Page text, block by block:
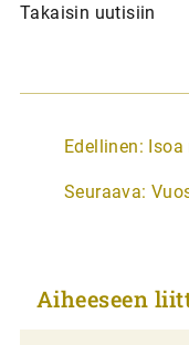
Takaisin uutisiin
A
t
k
e
Edellinen: Isoa
Seuraava:
Aiheeseen